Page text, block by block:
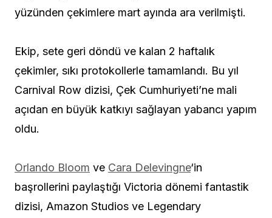
yüzünden çekimlere mart ayında ara verilmişti.
Ekip, sete geri döndü ve kalan 2 haftalık
çekimler, sıkı protokollerle tamamlandı. Bu yıl
Carnival Row dizisi, Çek Cumhuriyeti’ne mali
açıdan en büyük katkıyı sağlayan yabancı yapım
oldu.
Orlando Bloom ve Cara Delevingne‘in
başrollerini paylaştığı Victoria dönemi fantastik
dizisi, Amazon Studios ve Legendary